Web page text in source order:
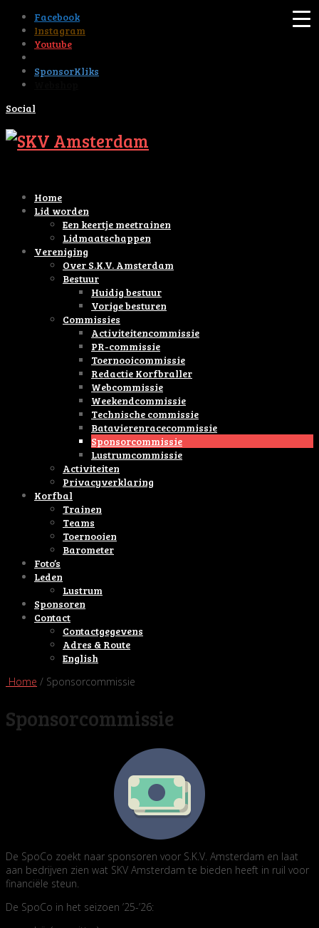
Facebook
Instagram
Youtube
SponsorKliks
Social
Home
Lid worden
Een keertje meetrainen
Lidmaatschappen
Vereniging
Over S.K.V. Amsterdam
Bestuur
Huidig bestuur
Vorige besturen
Commissies
Activiteitencommissie
PR-commissie
Toernooicommissie
Redactie Korfbraller
Webcommissie
Weekendcommissie
Technische commissie
Batavierenracecommissie
Sponsorcommissie
Lustrumcommissie
Activiteiten
Privacyverklaring
Korfbal
Trainen
Teams
Toernooien
Barometer
Foto’s
Leden
Lustrum
Sponsoren
Contact
Contactgegevens
Adres & Route
English
Home / Sponsorcommissie
Sponsorcommissie
De SpoCo zoekt naar sponsoren voor S.K.V. Amsterdam en laat
aan bedrijven zien wat SKV Amsterdam te bieden heeft in ruil voor
financiële steun.
De SpoCo in het seizoen ’25-’26: